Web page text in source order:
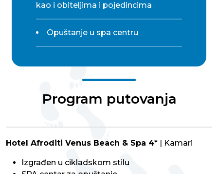
kao i obiteljima i pojedincima
Opuštanje u spa centru
Program putovanja
Hotel Afroditi Venus Beach & Spa 4* Kamari
Izgrađen u cikladskom stilu